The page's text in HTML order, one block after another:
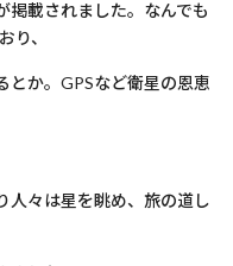
掲載されました。なんでも
り、
か。 GPSなど衛星の恩恵
人々は星を眺め、旅の道し